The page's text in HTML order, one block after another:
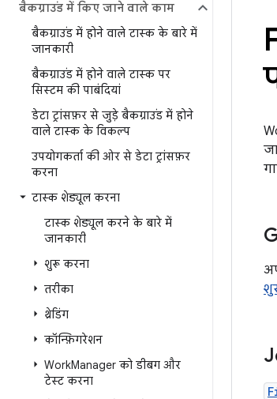
बैकग्राउंड में किए जाने वाले काम
बैकग्राउंड में होने वाले टास्क के बारे में
जानकारी
बैकग्राउंड में होने वाले टास्क पर
सिस्टम की पाबंदियां
डेटा ट्रांसफ़र से जुड़े बैकग्राउंड में होने
वाले टास्क के विकल्प
उपयोगकर्ता की ओर से डेटा ट्रांसफ़र
करना
टास्क शेड्यूल करना
टास्क शेड्यूल करने के बारे में
जानकारी
शुरू करना
तरीका
थ्रेडिंग
कॉन्फ़िगरेशन
WorkManager को डीबग और
टेस्ट करना